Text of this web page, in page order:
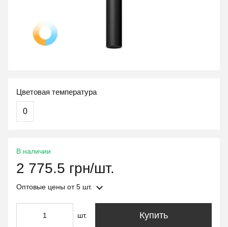
Цветовая температура
0
В наличии
2 775.5 грн/шт.
Оптовые цены от 5 шт.
шт. Купить